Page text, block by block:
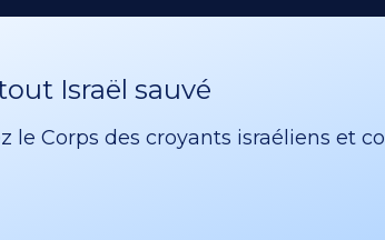
Israël sauvé
le Corps des croyants israéliens et